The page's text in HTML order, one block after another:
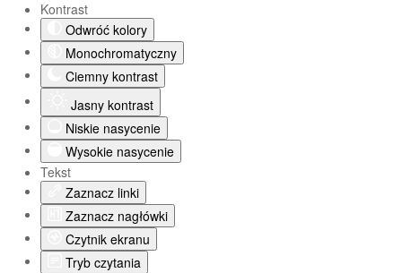
Kontrast
Odwróć kolory
Monochromatyczny
Ciemny kontrast
Jasny kontrast
Niskie nasycenie
Wysokie nasycenie
Tekst
Zaznacz linki
Zaznacz nagłówki
Czytnik ekranu
Tryb czytania